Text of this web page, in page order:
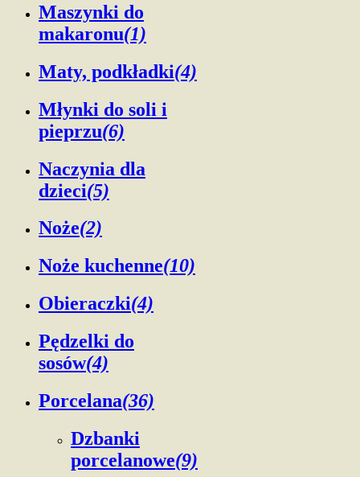
Maszynki do
makaronu(1)
Maty, podkładki(4)
Młynki do soli i
pieprzu(6)
Naczynia dla
dzieci(5)
Noże(2)
Noże kuchenne(10)
Obieraczki(4)
Pędzelki do
sosów(4)
Porcelana(36)
Dzbanki
porcelanowe(9)